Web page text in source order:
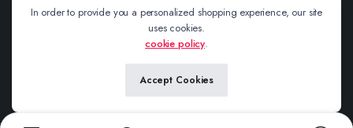
Andrea Šimonová Havlíčkova 234/1 Valašské Meziříčí 757 01
In order to provide you a personalized shopping experience, our site
uses cookies.
cookie policy.
Accept Cookies